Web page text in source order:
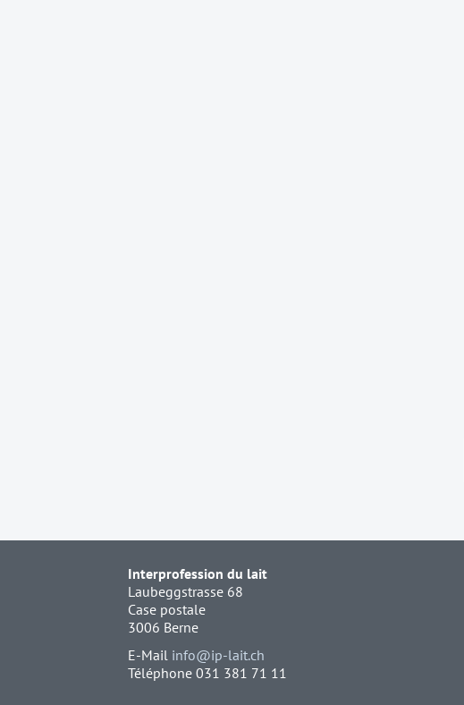
Interprofession du lait
Laubeggstrasse 68
Case postale
3006 Berne
E-Mail info@ip-lait.ch
Téléphone 031 381 71 11